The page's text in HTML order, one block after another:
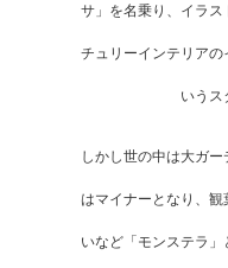
サ」を名乗り、イラ
チュリーインテリアの
いうス
しかし世の中は大ガ
はマイナーとなり、
いなど「モンステラ